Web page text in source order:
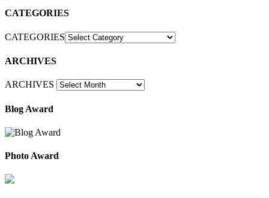
CATEGORIES
CATEGORIES
ARCHIVES
ARCHIVES
Blog Award
Photo Award